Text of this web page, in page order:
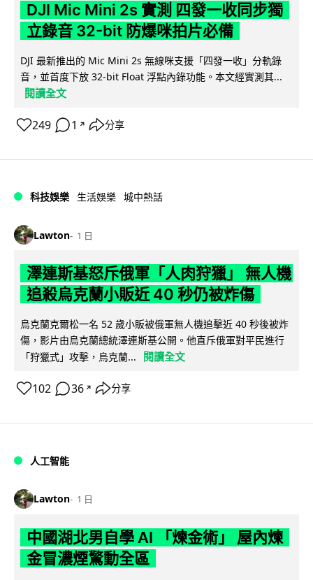
DJI Mic Mini 2s 實測 四發一收同步獨
立錄音 32-bit 防爆咪拍片必備
DJI 最新推出的 Mic Mini 2s 無線咪支援「四發一收」分軌錄
音，並首度下放 32-bit Float 浮點內錄功能。本文經實測其...
閱讀全文
249 1 ↗ 分享
科技娛樂 生活娛樂 城中熱話
Lawton 1 日
澤連斯基怒斥俄軍「人肉狩獵」 無人機
追殺烏克蘭小販近 40 秒仍被炸傷
烏克蘭克爾松一名 52 歲小販被俄軍無人機追擊近 40 秒後被炸
傷，影片由烏克蘭總統澤連斯基公開。他直斥俄軍對平民進行
「狩獵式」攻擊，烏克蘭...
閱讀全文
102 36 ↗ 分享
人工智能
Lawton 1 日
中國湖北男自學 AI 「煉金術」 屋內煉
金冒濃煙驚動全區